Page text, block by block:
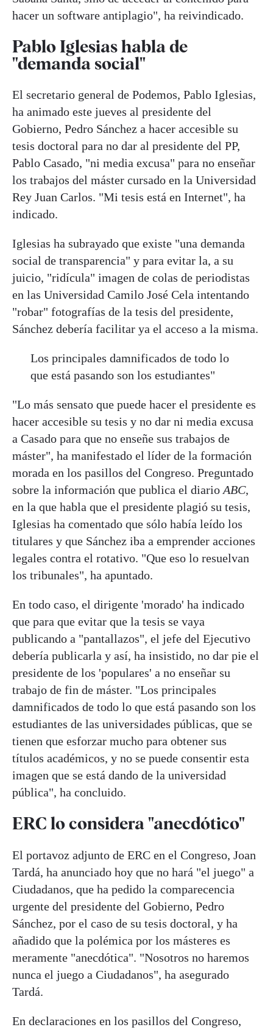
hacer un software antiplagio", ha reivindicado.
Pablo Iglesias habla de
"demanda social"
El secretario general de Podemos, Pablo Iglesias,
ha animado este jueves al presidente del
Gobierno, Pedro Sánchez a hacer accesible su
tesis doctoral para no dar al presidente del PP,
Pablo Casado, "ni media excusa" para no enseñar
los trabajos del máster cursado en la Universidad
Rey Juan Carlos. "Mi tesis está en Internet", ha
indicado.
Iglesias ha subrayado que existe "una demanda
social de transparencia" y para evitar la, a su
juicio, "ridícula" imagen de colas de periodistas
en las Universidad Camilo José Cela intentando
"robar" fotografías de la tesis del presidente,
Sánchez debería facilitar ya el acceso a la misma.
Los principales damnificados de todo lo
que está pasando son los estudiantes"
"Lo más sensato que puede hacer el presidente es
hacer accesible su tesis y no dar ni media excusa
a Casado para que no enseñe sus trabajos de
máster", ha manifestado el líder de la formación
morada en los pasillos del Congreso. Preguntado
sobre la información que publica el diario ABC,
en la que habla que el presidente plagió su tesis,
Iglesias ha comentado que sólo había leído los
titulares y que Sánchez iba a emprender acciones
legales contra el rotativo. "Que eso lo resuelvan
los tribunales", ha apuntado.
En todo caso, el dirigente 'morado' ha indicado
que para que evitar que la tesis se vaya
publicando a "pantallazos", el jefe del Ejecutivo
debería publicarla y así, ha insistido, no dar pie el
presidente de los 'populares' a no enseñar su
trabajo de fin de máster. "Los principales
damnificados de todo lo que está pasando son los
estudiantes de las universidades públicas, que se
tienen que esforzar mucho para obtener sus
títulos académicos, y no se puede consentir esta
imagen que se está dando de la universidad
pública", ha concluido.
ERC lo considera "anecdótico"
El portavoz adjunto de ERC en el Congreso, Joan
Tardá, ha anunciado hoy que no hará "el juego" a
Ciudadanos, que ha pedido la comparecencia
urgente del presidente del Gobierno, Pedro
Sánchez, por el caso de su tesis doctoral, y ha
añadido que la polémica por los másteres es
meramente "anecdótica". "Nosotros no haremos
nunca el juego a Ciudadanos", ha asegurado
Tardá.
En declaraciones en los pasillos del Congreso,